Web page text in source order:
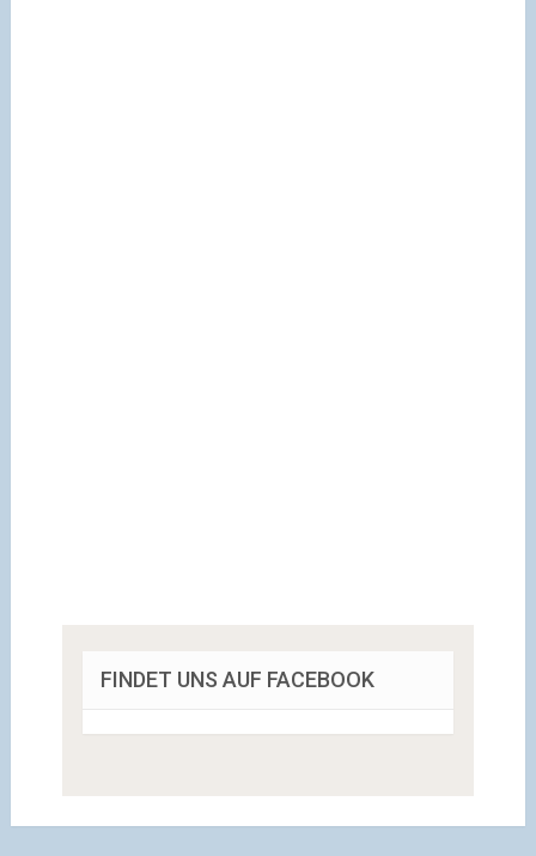
FINDET UNS AUF FACEBOOK